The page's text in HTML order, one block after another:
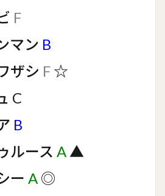
F
マン B
ザシ F ☆
C
B
ルース A ▲
ー A ◎